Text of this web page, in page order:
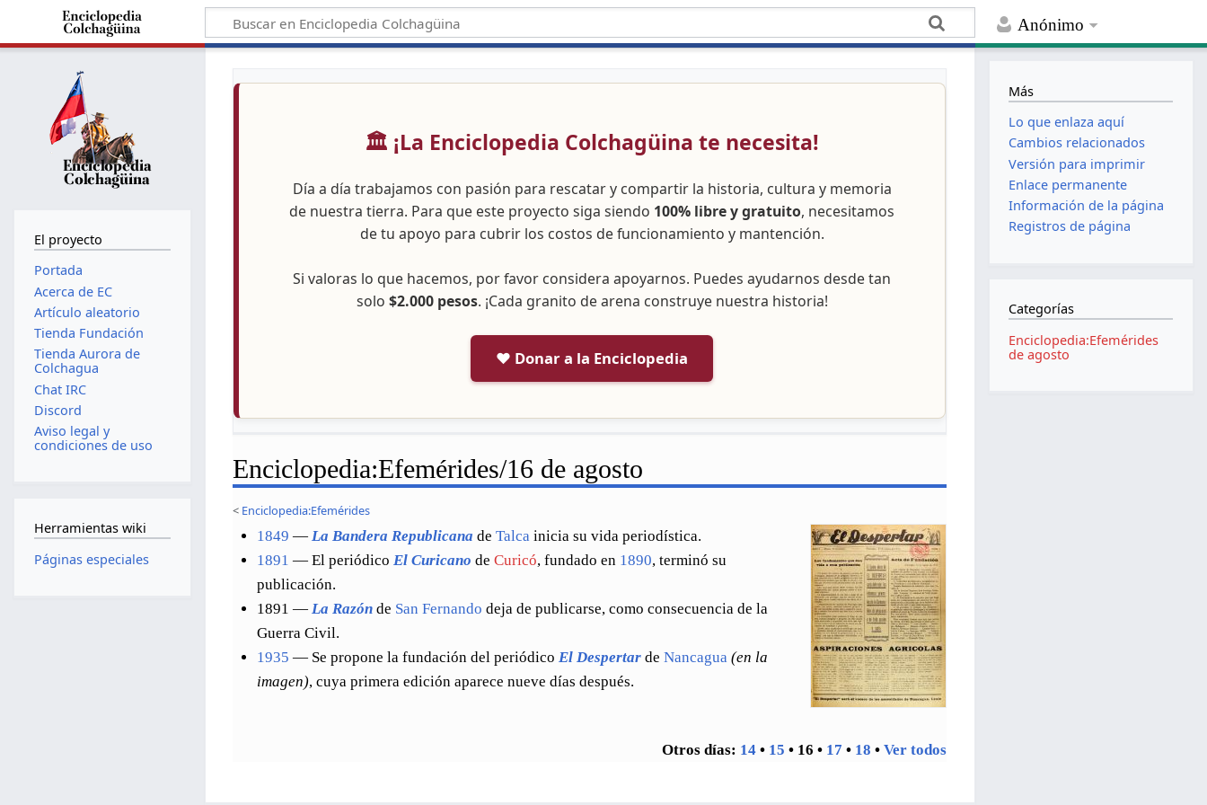
Anónimo
🏛️ ¡La Enciclopedia Colchagüina te necesita!
Día a día trabajamos con pasión para rescatar y compartir la historia, cultura y memoria
de nuestra tierra. Para que este proyecto siga siendo 100% libre y gratuito, necesitamos
de tu apoyo para cubrir los costos de funcionamiento y mantención.
Si valoras lo que hacemos, por favor considera apoyarnos. Puedes ayudarnos desde tan
solo $2.000 pesos. ¡Cada granito de arena construye nuestra historia!
❤️ Donar a la Enciclopedia
Enciclopedia:Efemérides/16 de agosto
< Enciclopedia:Efemérides
1849 — La Bandera Republicana deTalca inicia su vida periodística.
1891 — El periódico El Curicano deCuricó, fundado en 1890, terminó su
publicación.
1891 — La Razón de San Fernando deja de publicarse, como consecuencia de la
Guerra Civil.
1935 — Se propone la fundación del periódico El Despertar deNancagua (en la
imagen), cuya primera edición aparece nueve días después.
Otros días: 14 • 15 • 16 • 17 • 18 •Ver todos
El proyecto
Portada
Acerca de EC
Artículo aleatorio
Tienda Fundación
Tienda Aurora de
Colchagua
Chat IRC
Discord
Aviso legal y
condiciones de uso
Herramientas wiki
Páginas especiales
Más
Lo que enlaza aquí
Cambios relacionados
Versión para imprimir
Enlace permanente
Información de la página
Registros de página
Categorías
Enciclopedia:Efemérides
de agosto